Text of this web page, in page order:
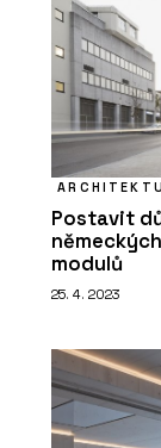
Postavit
modulů
25. 4. 2023